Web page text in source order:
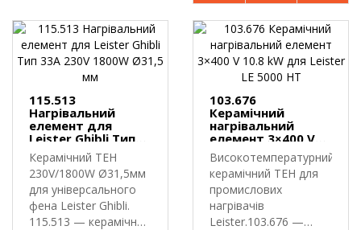
115.513
Нагрівальний
елемент для
Leister Ghibli Тип
33A 230V 1800W
Ø31,5 мм
Керамічний ТЕН
230V/1800W Ø31,5мм
для універсального
фена Leister Ghibli.
115.513 — керамічний
103.676
Керамічний
нагрівальний
елемент 3×400 V
10.8 kW для Leister
LE 5000 HT
Високотемпературний
керамічний ТЕН для
промислових
нагрівачів
Leister.103.676 —